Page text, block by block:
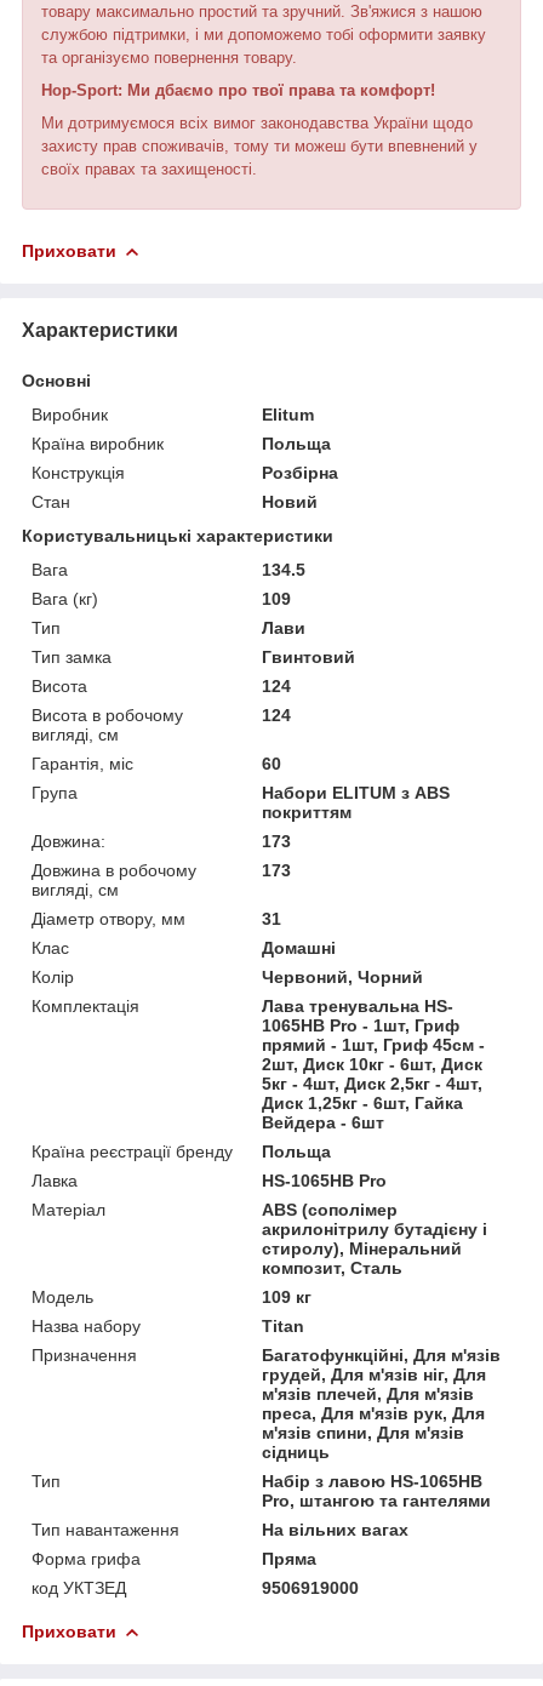
товару максимально простий та зручний. Зв'яжися з нашою
службою підтримки, і ми допоможемо тобі оформити заявку
та організуємо повернення товару.
Hop-Sport: Ми дбаємо про твої права та комфорт!
Ми дотримуємося всіх вимог законодавства України щодо
захисту прав споживачів, тому ти можеш бути впевнений у
своїх правах та захищеності.
Приховати
Характеристики
Основні
Виробник
Elitum
Країна виробник
Польща
Конструкція
Розбірна
Стан
Новий
Користувальницькі характеристики
Вага
134.5
Вага (кг)
109
Тип
Лави
Тип замка
Гвинтовий
Висота
124
Висота в робочому
вигляді, см
124
Гарантія, міс
60
Група
Набори ELITUM з ABS
покриттям
Довжина:
173
Довжина в робочому
вигляді, см
173
Діаметр отвору, мм
31
Клас
Домашні
Колір
Червоний, Чорний
Комплектація
Лава тренувальна HS-
1065HB Pro - 1шт, Гриф
прямий - 1шт, Гриф 45см -
2шт, Диск 10кг - 6шт, Диск
5кг - 4шт, Диск 2,5кг - 4шт,
Диск 1,25кг - 6шт, Гайка
Вейдера - 6шт
Країна реєстрації бренду
Польща
Лавка
HS-1065HB Pro
Матеріал
ABS (сополімер
акрилонітрилу бутадієну і
стиролу), Мінеральний
композит, Сталь
Мoдель
109 кг
Назва набору
Titan
Призначення
Багатофункційні, Для м'язів
грудей, Для м'язів ніг, Для
м'язів плечей, Для м'язів
преса, Для м'язів рук, Для
м'язів спини, Для м'язів
сідниць
Тип
Набір з лавою HS-1065HB
Pro, штангою та гантелями
Тип навантаження
На вільних вагах
Форма грифа
Пряма
код УКТЗЕД
9506919000
Приховати